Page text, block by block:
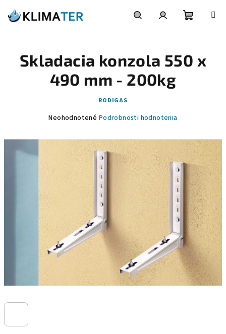
obsah
košík
Skladacia konzola 550 x
490 mm - 200kg
RODIGAS
Priemerné
produktu
Neohodnotené Podrobnosti hodnotenia